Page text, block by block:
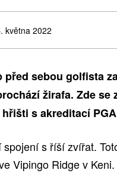
května 2022
před sebou golfista
žirafa. Zde
s akreditací
s říší zvířat.
Vipingo Ridge v Keni.